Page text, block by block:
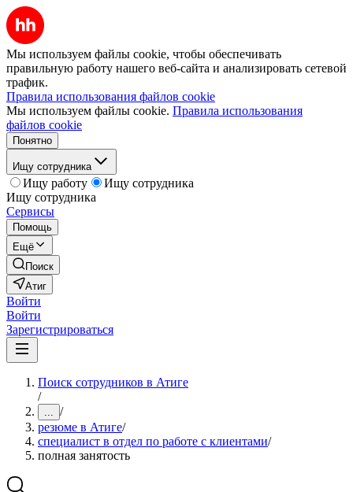
Мы используем файлы cookie, чтобы обеспечивать
правильную работу нашего веб-сайта и анализировать сетевой
трафик.
Правила использования файлов cookie
Мы используем файлы cookie. Правила использования
файлов cookie
Понятно
Ищу сотрудника
Ищу работу
Ищу сотрудника
Ищу сотрудника
Сервисы
Помощь
Ещё
Поиск
Атиг
Войти
Войти
Зарегистрироваться
Поиск сотрудников в Атиге
/
... /
резюме в Атиге/
специалист в отдел по работе с клиентами/
полная занятость